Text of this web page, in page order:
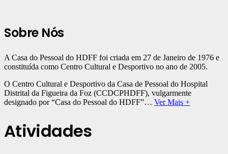
Sobre Nós
A Casa do Pessoal do HDFF foi criada em 27 de Janeiro de 1976 e
constituída como Centro Cultural e Desportivo no ano de 2005.
O Centro Cultural e Desportivo da Casa de Pessoal do Hospital
Distrital da Figueira da Foz (CCDCPHDFF), vulgarmente
designado por “Casa do Pessoal do HDFF”… Ver Mais +
Atividades